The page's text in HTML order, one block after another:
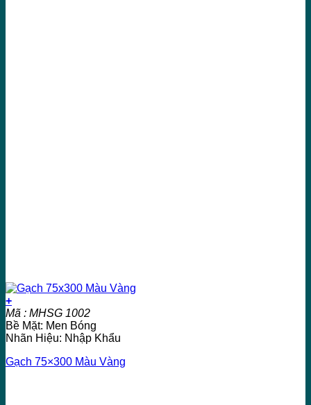
+
Mã : MHSG 1002
Bề Mặt: Men Bóng
Nhãn Hiệu: Nhập Khẩu
Gạch 75×300 Màu Vàng